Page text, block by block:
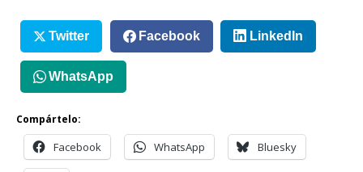
Twitter Facebook LinkedIn
WhatsApp
Compártelo:
Facebook WhatsApp Bluesky